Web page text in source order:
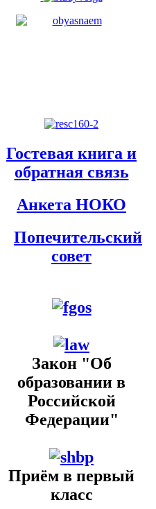
Гостевая книга и
обратная связь
Анкета НОКО
Попечительский
совет
Закон "Об
образовании в
Российской
Федерации"
Приём в первый
класс